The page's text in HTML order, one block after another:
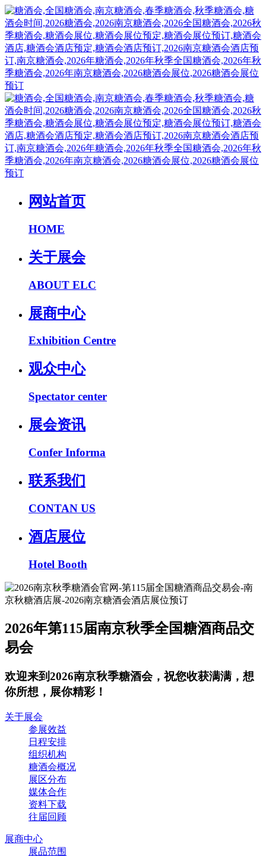
网站首页
HOME
关于展会
ABOUT ELC
展商中心
Exhibition Centre
观众中心
Spectator center
展会资讯
Confer Informa
联系我们
CONTAN US
酒店展位
Hotel Booth
2026年第115届南京秋季全国糖酒商品交
易会
欢迎来到2026南京秋季糖酒会，祝您收获满满，想
你所想，展你精彩！
关于展会
参展效益
日程安排
组织机构
糖酒会概况
展区分布
媒体合作
资料下载
往届回顾
展商中心
展品范围